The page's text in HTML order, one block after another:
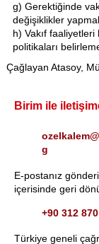
g) Gerektiğinde
değişiklikler
h) Vakıf
politikaları
Çağlayan Atasoy,
Birim ile
g
E-postanız
içerisinde geri
+90 312
Türkiye geneli